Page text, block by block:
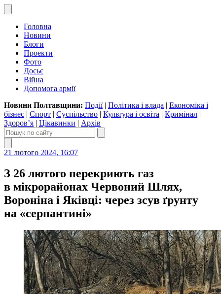
Головна
Новини
Блоги
Проекти
Фото
Досьє
Війна
Допомога армії
Новини Полтавщини: Події| Політика і влада | Економіка і
бізнес | Спорт | Суспільство | Культура і освіта | Кримінал |
Здоров’я | Цікавинки | Архів
21 лютого 2024, 16:07
З 26 лютого перекриють газ
в мікрорайонах Червоний Шлях,
Вороніна і Яківці: через зсув ґрунту
на «серпантині»